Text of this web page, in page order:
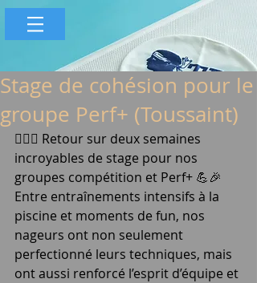
Stage de cohésion pour le
groupe Perf+ (Toussaint)
🏊‍♂️✨ Retour sur deux semaines
incroyables de stage pour nos
groupes compétition et Perf+ 💪🎉
Entre entraînements intensifs à la
piscine et moments de fun, nos
nageurs ont non seulement
perfectionné leurs techniques, mais
ont aussi renforcé l’esprit d’équipe et